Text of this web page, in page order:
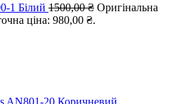
1 Білий 1500,00₴ Оригінальна
ціна: 980,00 ₴.